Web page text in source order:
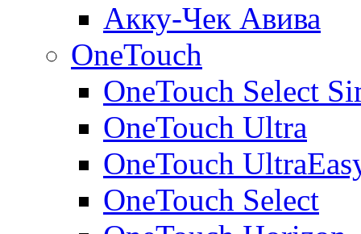
Акку-Чек Авива
OneTouch
OneTouch Select
OneTouch Ultra
OneTouch
OneTouch Select